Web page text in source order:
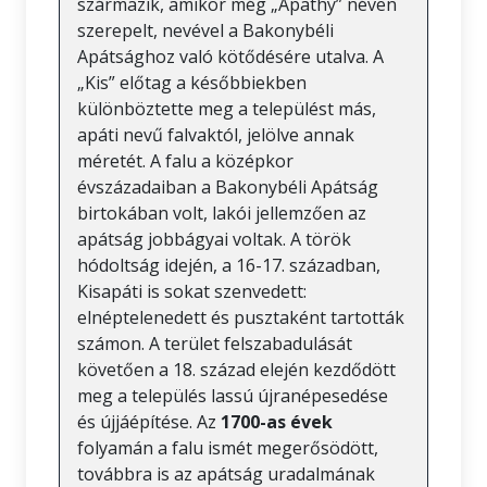
szerepelt, nevével a Bakonybéli
Apátsághoz való kötődésére utalva. A
„Kis” előtag a későbbiekben
különböztette meg a települést más,
apáti nevű falvaktól, jelölve annak
méretét. A falu a középkor
évszázadaiban a Bakonybéli Apátság
birtokában volt, lakói jellemzően az
apátság jobbágyai voltak. A török
hódoltság idején, a 16-17. században,
Kisapáti is sokat szenvedett:
elnéptelenedett és pusztaként tartották
számon. A terület felszabadulását
követően a 18. század elején kezdődött
meg a település lassú újranépesedése
és újjáépítése. Az 1700-as évek
folyamán a falu ismét megerősödött,
továbbra is az apátság uradalmának